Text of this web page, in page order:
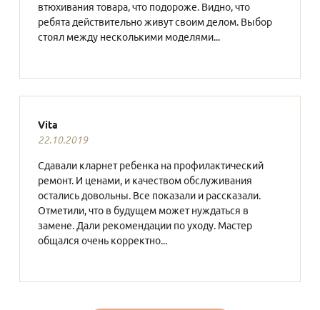
втюхивания товара, что подороже. Видно, что
ребята действительно живут своим делом. Выбор
стоял между несколькими моделями...
Vita
22.10.2019
Сдавали кларнет ребенка на профилактический
ремонт. И ценами, и качеством обслуживания
остались довольны. Все показали и рассказали.
Отметили, что в будущем может нуждаться в
замене. Дали рекомендации по уходу. Мастер
общался очень корректно...